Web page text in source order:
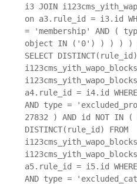
i3 JOIN
on a3.rule_id = i3.id
= 'membership' AND (
object IN ('0') ) ) ) )
SELECT DISTINCT(rule_id)
a4.rule_id = i4.id
AND type =
27832 ) AND id NOT IN (
DISTINCT(rule_id) FROM
a5.rule_id = i5.id
AND type =